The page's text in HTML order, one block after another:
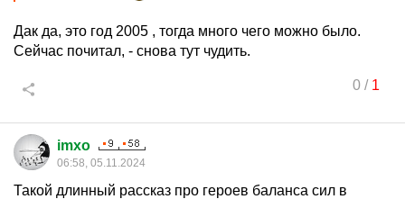
Дак да, это год 2005 , тогда много чего можно было.
Сейчас почитал, - снова тут чудить.
0/ 1
imxo
06:58, 05.11.2024
Такой длинный рассказ про героев баланса сил в